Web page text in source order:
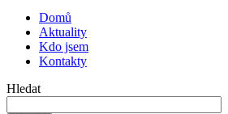
Domů
Aktuality
Kdo jsem
Kontakty
Hledat